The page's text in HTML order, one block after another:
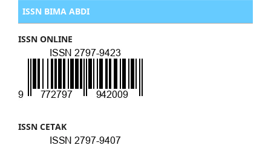
ISSN BIMA ABDI
ISSN ONLINE
ISSN CETAK